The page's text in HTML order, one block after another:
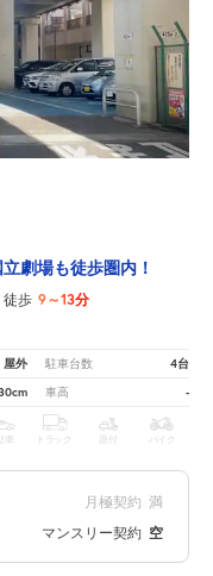
劇場も徒歩圏内！
徒歩 9～13分
屋外 駐車台数 4台
車高 -
車 トラック 原付 バイク
月極契約 満
マンスリー契約 空